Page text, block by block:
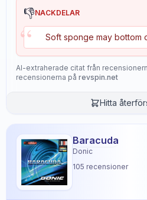
👎NACKDELAR
“ Soft sponge may bottom
AI-extraherade citat från
recensionerna på revspin.net
Hitta
Baracuda
Donic
105 recensioner